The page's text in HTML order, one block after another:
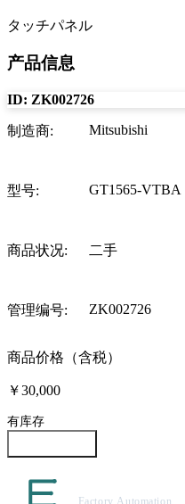
タッチパネル
产品信息
ID: ZK002726
制造商: Mitsubishi
型号: GT1565-VTBA
商品状况: 二手
管理编号: ZK002726
商品价格（含税）
￥30,000
有库存